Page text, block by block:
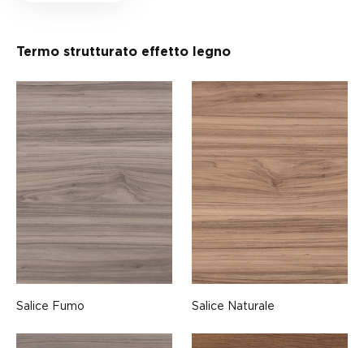
Termo strutturato effetto legno
Salice Fumo Salice Naturale